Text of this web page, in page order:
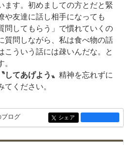
ます。初めましての方とだと緊
や友達に話し相手になっても
問してもらう」で慣れていくの
質問しながら、私は食べ物の話
こういう話には疎いんだな。と
〝してあげよう〟 精神を忘れずに
てください。
ブログ entry1382
シェア